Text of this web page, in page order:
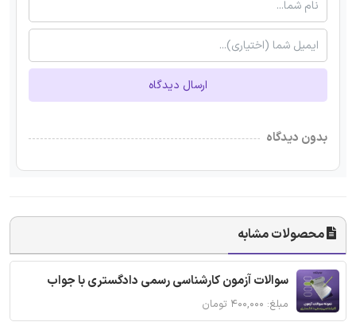
ارسال دیدگاه
بدون دیدگاه
محصولات مشابه
سوالات آزمون کارشناسی رسمی دادگستری با جواب
مبلغ: ۴۰۰,۰۰۰ تومان